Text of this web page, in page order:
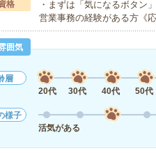
格
・まずは「気になるボタン
営業事務の経験がある方《
囲気
層
20代
30代 40代 50代
様子
活気がある